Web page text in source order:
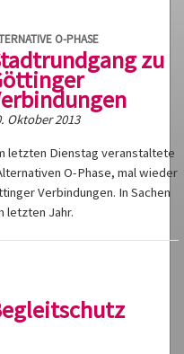
O-PHASE
zu
Oktober 2013
letzten Dienstag veranstaltete
O-Phase, mal wieder
Verbindungen. In Sachen
letzten Jahr.